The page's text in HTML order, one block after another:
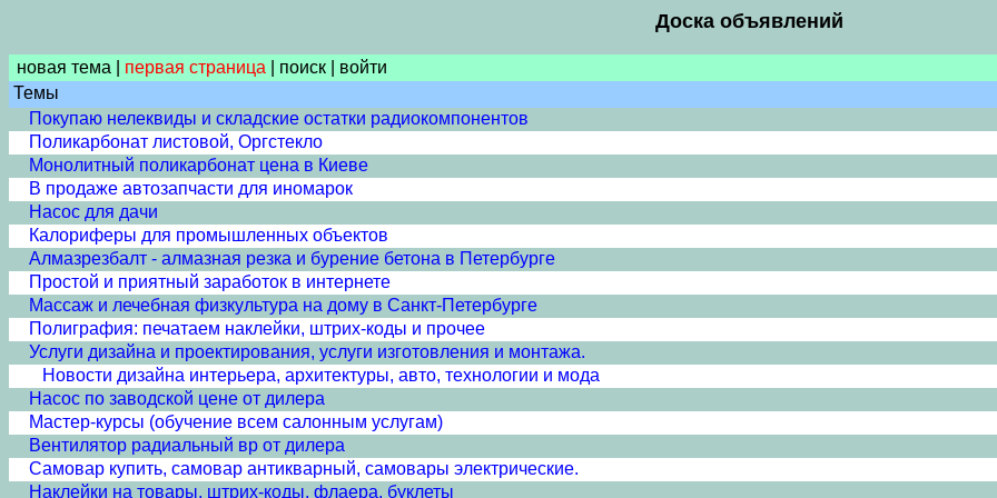
Доска объявлений
новая тема первая страница поиск войти
Темы
Покупаю нелеквиды и складские остатки радиокомпонентов
Поликарбонат листовой, Оргстекло
Монолитный поликарбонат цена в Киеве
В продаже автозапчасти для иномарок
Насос для дачи
Калориферы для промышленных объектов
Алмазрезбалт - алмазная резка и бурение бетона в Петербурге
Простой и приятный заработок в интернете
Массаж и лечебная физкультура на дому в Санкт-Петербурге
Полиграфия: печатаем наклейки, штрих-коды и прочее
Услуги дизайна и проектирования, услуги изготовления и монтажа.
Новости дизайна интерьера, архитектуры, авто, технологии и мода
Насос по заводской цене от дилера
Мастер-курсы (обучение всем салонным услугам)
Вентилятор радиальный вр от дилера
Самовар купить, самовар антикварный, самовары электрические.
Наклейки на товары, штрих-коды, флаера, буклеты